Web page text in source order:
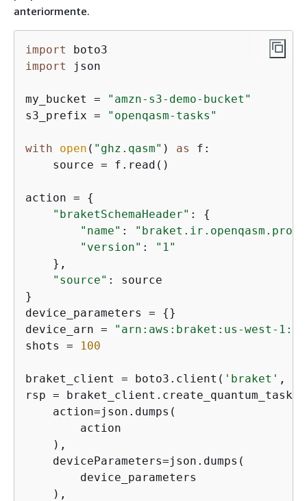
anteriormente.
import
import
json
my_bucket =
"amzn-s3-demo-bucket"
s3_prefix =
"openqasm-tasks"
with open ( "ghz.qasm" ) as
f:
    source = f.read()
action = {
"braketSchemaHeader" : {
"name" :
"version" :
"1"
    },
"source" : source
}
device_parameters = {}
device_arn =
"arn:aws:braket:us-west-
shots =
100
braket_client = boto3.client( 'braket' ,
rsp = braket_client.create_quantum_task(
    action=json.dumps(
        action
    ),
    deviceParameters=json.dumps(
        device_parameters
    ),